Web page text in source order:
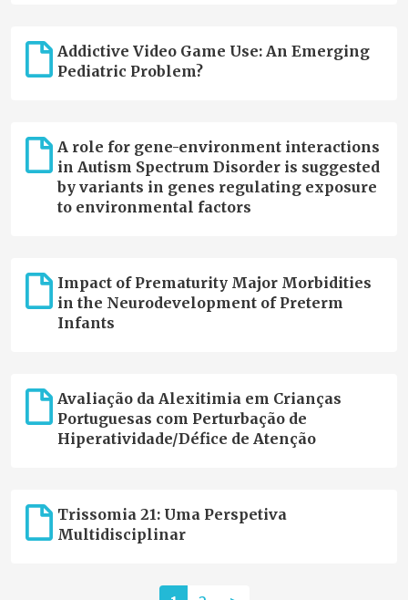
Addictive Video Game Use: An Emerging
Pediatric Problem?
A role for gene-environment interactions
in Autism Spectrum Disorder is suggested
by variants in genes regulating exposure
to environmental factors
Impact of Prematurity Major Morbidities
in the Neurodevelopment of Preterm
Infants
Avaliação da Alexitimia em Crianças
Portuguesas com Perturbação de
Hiperatividade/Défice de Atenção
Trissomia 21: Uma Perspetiva
Multidisciplinar